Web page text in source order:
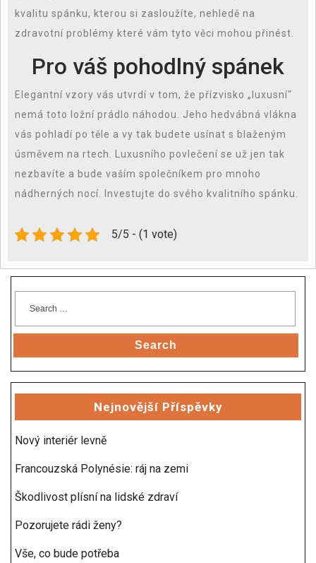
kvalitu spánku, kterou si zasloužíte, nehledě na
zdravotní problémy které vám tyto věci mohou přinést.
Pro váš pohodlný spánek
Elegantní vzory vás utvrdí v tom, že přízvisko „luxusní“
nemá toto ložní prádlo náhodou. Jeho hedvábná vlákna
vás pohladí po těle a vy tak budete usínat s blaženým
úsměvem na rtech. Luxusního povlečení se už jen tak
nezbavíte a bude vaším společníkem pro mnoho
nádherných nocí. Investujte do svého kvalitního spánku.
5/5 - (1 vote)
Search
Nejnovější Příspěvky
Nový interiér levně
Francouzská Polynésie: ráj na zemi
Škodlivost plísní na lidské zdraví
Pozorujete rádi ženy?
Vše, co bude potřeba